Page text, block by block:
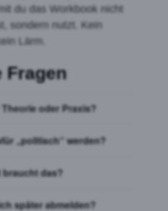
du das Workbook nicht
sondern nutzt. Kein
Lärm.
Fragen
oder Praxis?
„politisch“ werden?
braucht das?
später abmelden?